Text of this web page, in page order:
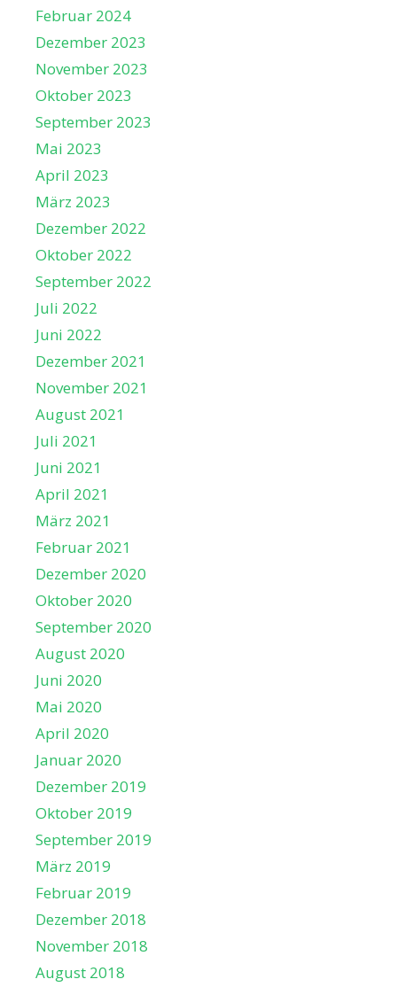
Februar 2024
Dezember 2023
November 2023
Oktober 2023
September 2023
Mai 2023
April 2023
März 2023
Dezember 2022
Oktober 2022
September 2022
Juli 2022
Juni 2022
Dezember 2021
November 2021
August 2021
Juli 2021
Juni 2021
April 2021
März 2021
Februar 2021
Dezember 2020
Oktober 2020
September 2020
August 2020
Juni 2020
Mai 2020
April 2020
Januar 2020
Dezember 2019
Oktober 2019
September 2019
März 2019
Februar 2019
Dezember 2018
November 2018
August 2018